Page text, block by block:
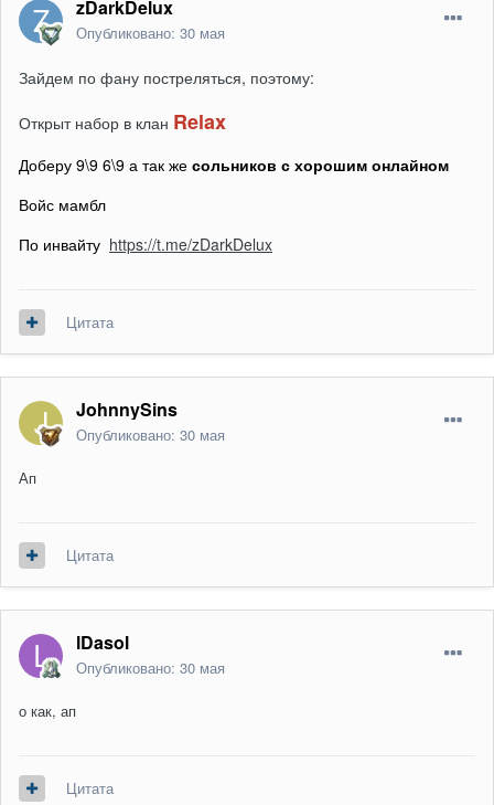
zDarkDelux
Опубликовано: 30 мая
Зайдем по фану постреляться, поэтому:
Открыт набор в клан Relax
Доберу 9\9 6\9 а так же сольников с хорошим онлайном
Войс мамбл
По инвайту https://t.me/zDarkDelux
Цитата
JohnnySins
Опубликовано: 30 мая
Ап
Цитата
lDasol
Опубликовано: 30 мая
о как, ап
Цитата